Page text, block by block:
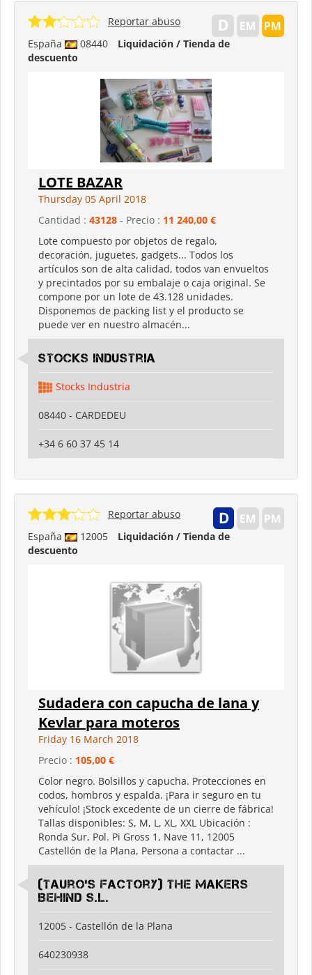
España 08440
Liquidación / Tienda de
descuento
Reportar abuso
LOTE BAZAR
Thursday 05 April 2018
Cantidad : 43128 - Precio : 11 240,00 €
Lote compuesto por objetos de regalo,
decoración, juguetes, gadgets... Todos los
artículos son de alta calidad, todos van envueltos
y precintados por su embalaje o caja original. Se
compone por un lote de 43.128 unidades.
Disponemos de packing list y el producto se
puede ver en nuestro almacén...
Stocks Industria
Stocks Industria
08440 - CARDEDEU
+34 6 60 37 45 14
España 12005
Liquidación / Tienda de
descuento
Reportar abuso
Sudadera con capucha de lana y
Kevlar para moteros
Friday 16 March 2018
Precio : 105,00 €
Color negro. Bolsillos y capucha. Protecciones en
codos, hombros y espalda. ¡Para ir seguro en tu
vehículo! ¡Stock excedente de un cierre de fábrica!
Tallas disponibles: S, M, L, XL, XXL Ubicación :
Ronda Sur, Pol. Pi Gross 1, Nave 11, 12005
Castellón de la Plana, Persona a contactar ...
(Tauro's Factory) THE MAKERS
BEHIND S.L.
12005 - Castellón de la Plana
640230938